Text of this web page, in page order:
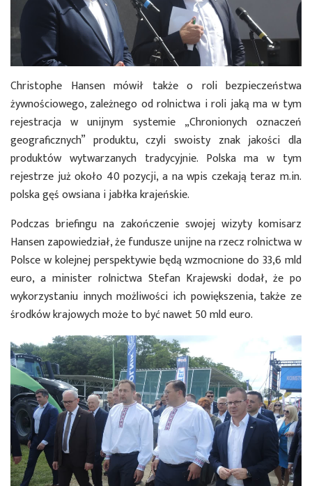
Christophe Hansen mówił także o roli bezpieczeństwa
żywnościowego, zależnego od rolnictwa i roli jaką ma w tym
rejestracja w unijnym systemie „Chronionych oznaczeń
geograficznych” produktu, czyli swoisty znak jakości dla
produktów wytwarzanych tradycyjnie. Polska ma w tym
rejestrze już około 40 pozycji, a na wpis czekają teraz m.in.
polska gęś owsiana i jabłka krajeńskie.
Podczas briefingu na zakończenie swojej wizyty komisarz
Hansen zapowiedział, że fundusze unijne na rzecz rolnictwa w
Polsce w kolejnej perspektywie będą wzmocnione do 33,6 mld
euro, a minister rolnictwa Stefan Krajewski dodał, że po
wykorzystaniu innych możliwości ich powiększenia, także ze
środków krajowych może to być nawet 50 mld euro.